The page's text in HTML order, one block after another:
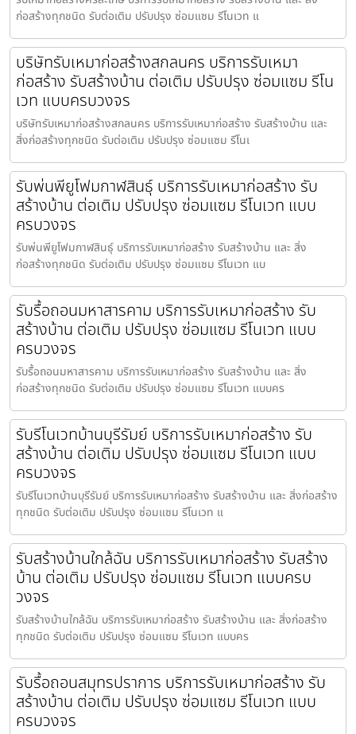
ก่อสร้างทุกชนิด รับต่อเติม ปรับปรุง ซ่อมแซม รีโนเวท แ
บริษัทรับเหมาก่อสร้างสกลนคร บริการรับเหมา
ก่อสร้าง รับสร้างบ้าน ต่อเติม ปรับปรุง ซ่อมแซม รีโน
เวท แบบครบวงจร
บริษัทรับเหมาก่อสร้างสกลนคร บริการรับเหมาก่อสร้าง รับสร้างบ้าน และ
สิ่งก่อสร้างทุกชนิด รับต่อเติม ปรับปรุง ซ่อมแซม รีโนเ
รับพ่นพียูโฟมกาฬสินธุ์ บริการรับเหมาก่อสร้าง รับ
สร้างบ้าน ต่อเติม ปรับปรุง ซ่อมแซม รีโนเวท แบบ
ครบวงจร
รับพ่นพียูโฟมกาฬสินธุ์ บริการรับเหมาก่อสร้าง รับสร้างบ้าน และ สิ่ง
ก่อสร้างทุกชนิด รับต่อเติม ปรับปรุง ซ่อมแซม รีโนเวท แบ
รับรื้อถอนมหาสารคาม บริการรับเหมาก่อสร้าง รับ
สร้างบ้าน ต่อเติม ปรับปรุง ซ่อมแซม รีโนเวท แบบ
ครบวงจร
รับรื้อถอนมหาสารคาม บริการรับเหมาก่อสร้าง รับสร้างบ้าน และ สิ่ง
ก่อสร้างทุกชนิด รับต่อเติม ปรับปรุง ซ่อมแซม รีโนเวท แบบคร
รับรีโนเวทบ้านบุรีรัมย์ บริการรับเหมาก่อสร้าง รับ
สร้างบ้าน ต่อเติม ปรับปรุง ซ่อมแซม รีโนเวท แบบ
ครบวงจร
รับรีโนเวทบ้านบุรีรัมย์ บริการรับเหมาก่อสร้าง รับสร้างบ้าน และ สิ่งก่อสร้าง
ทุกชนิด รับต่อเติม ปรับปรุง ซ่อมแซม รีโนเวท แ
รับสร้างบ้านใกล้ฉัน บริการรับเหมาก่อสร้าง รับสร้าง
บ้าน ต่อเติม ปรับปรุง ซ่อมแซม รีโนเวท แบบครบ
วงจร
รับสร้างบ้านใกล้ฉัน บริการรับเหมาก่อสร้าง รับสร้างบ้าน และ สิ่งก่อสร้าง
ทุกชนิด รับต่อเติม ปรับปรุง ซ่อมแซม รีโนเวท แบบคร
รับรื้อถอนสมุทรปราการ บริการรับเหมาก่อสร้าง รับ
สร้างบ้าน ต่อเติม ปรับปรุง ซ่อมแซม รีโนเวท แบบ
ครบวงจร